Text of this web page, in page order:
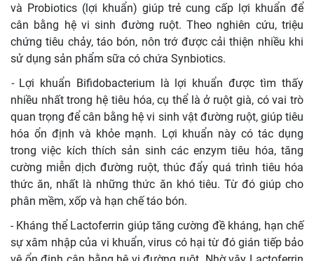
và Probiotics (lợi khuẩn) giúp trẻ cung cấp lợi khuẩn để
cân bằng hệ vi sinh đường ruột. Theo nghiên cứu, triệu
chứng tiêu chảy, táo bón, nôn trớ được cải thiện nhiều khi
sử dụng sản phẩm sữa có chứa Synbiotics.
-Lợi khuẩn Bifidobacterium là lợi khuẩn được tìm thấy
nhiều nhất trong hệ tiêu hóa, cụ thể là ở ruột già, có vai trò
quan trọng để cân bằng hệ vi sinh vật đường ruột, giúp tiêu
hóa ổn định và khỏe mạnh. Lợi khuẩn này có tác dụng
trong việc kích thích sản sinh các enzym tiêu hóa, tăng
cường miễn dịch đường ruột, thúc đẩy quá trình tiêu hóa
thức ăn, nhất là những thức ăn khó tiêu. Từ đó giúp cho
phân mềm, xốp và hạn chế táo bón.
- Kháng thể Lactoferrin giúp tăng cường đề kháng, hạn chế
sự xâm nhập của vi khuẩn, virus có hại từ đó gián tiếp bảo